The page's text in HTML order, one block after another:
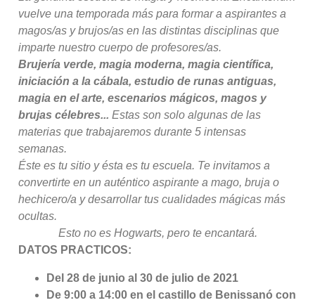
vuelve una temporada más para formar a aspirantes a
magos/as y brujos/as en las distintas disciplinas que
imparte nuestro cuerpo de profesores/as.
Brujería verde, magia moderna, magia científica,
iniciación a la cábala, estudio de runas antiguas,
magia en el arte, escenarios mágicos, magos y
brujas célebres... Estas son solo algunas de las
materias que trabajaremos durante 5 intensas
semanas.
Éste es tu sitio y ésta es tu escuela. Te invitamos a
convertirte en un auténtico aspirante a mago, bruja o
hechicero/a y desarrollar tus cualidades mágicas más
ocultas.
Esto no es Hogwarts, pero te encantará.
DATOS PRACTICOS:
Del 28 de junio al 30 de julio de 2021
De 9:00 a 14:00 en el castillo de Benissanó con